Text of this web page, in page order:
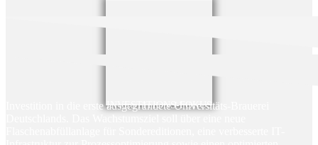
INVESTITIONS-FOKUS
Investition in die erste ausgegründete Universitäts-Brauerei